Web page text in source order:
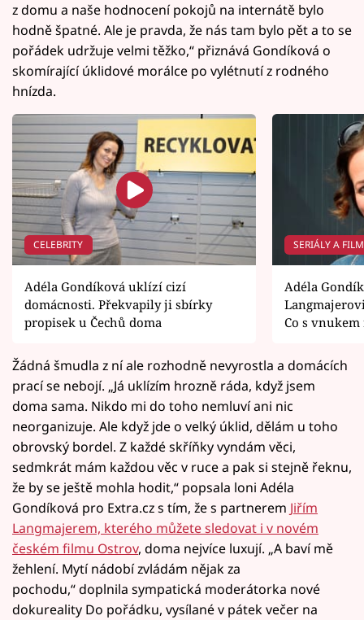
z domu a naše hodnocení pokojů na internátě bylo
hodně špatné. Ale je pravda, že nás tam bylo pět a to se
pořádek udržuje velmi těžko,“ přiznává Gondíková o
skomírající úklidové morálce po vylétnutí z rodného
hnízda.
CELEBRITY
Adéla Gondíková uklízí cizí
domácnosti. Překvapily ji sbírky
propisek u Čechů doma
SERIÁLY A
Adéla
Co s vnukem
Žádná šmudla z ní ale rozhodně nevyrostla a domácích
prací se nebojí. „Já uklízím hrozně ráda, když jsem
doma sama. Nikdo mi do toho nemluví ani nic
neorganizuje. Ale když jde o velký úklid, dělám u toho
obrovský bordel. Z každé skříňky vyndám věci,
sedmkrát mám každou věc v ruce a pak si stejně řeknu,
že by se ještě mohla hodit,“ popsala loni Adéla
Gondíková pro Extra.cz s tím, že s partnerem Jiřím
Langmajerem, kterého můžete sledovat i v novém
českém filmu Ostrov, doma nejvíce luxují. „A baví mě
žehlení. Mytí nádobí zvládám nějak za
pochodu,“ doplnila sympatická moderátorka nové
dokureality Do pořádku, vysílané v pátek večer na